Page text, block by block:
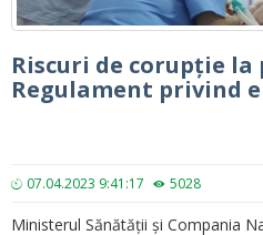
Riscuri de corupție
Regulament privind
07.04.2023 9:41:17 5028
Ministerul Sănătății și Compania